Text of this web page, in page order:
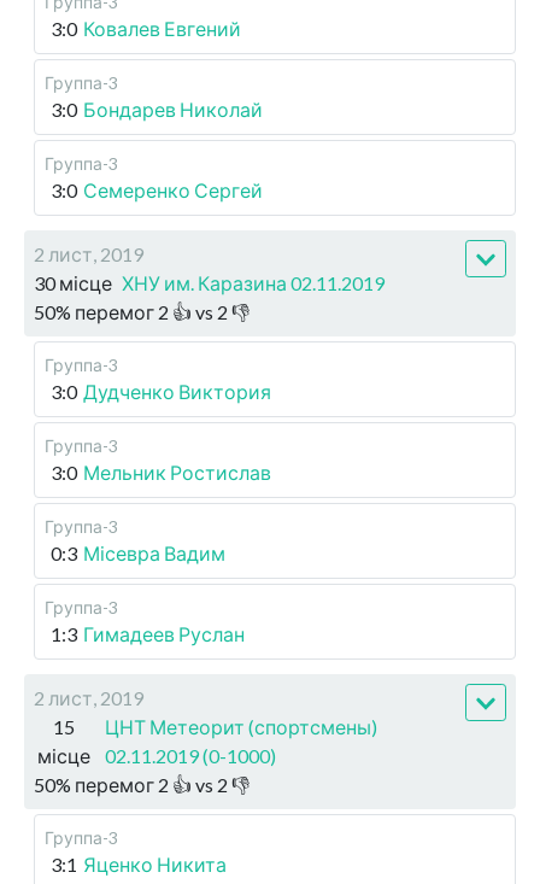
3:0 Ковалев Евгений
Группа-3
3:0 Бондарев Николай
Группа-3
3:0 Семеренко Сергей
2 лист, 2019
30 місце ХНУ им. Каразина 02.11.2019
50% перемог 2 👍 vs 2 👎
Группа-3
3:0 Дудченко Виктория
Группа-3
3:0 Мельник Ростислав
Группа-3
0:3 Місевра Вадим
Группа-3
1:3 Гимадеев Руслан
2 лист, 2019
15
місце
ЦНТ Метеорит (спортсмены)
02.11.2019 (0-1000)
50% перемог 2 👍 vs 2 👎
Группа-3
3:1 Яценко Никита